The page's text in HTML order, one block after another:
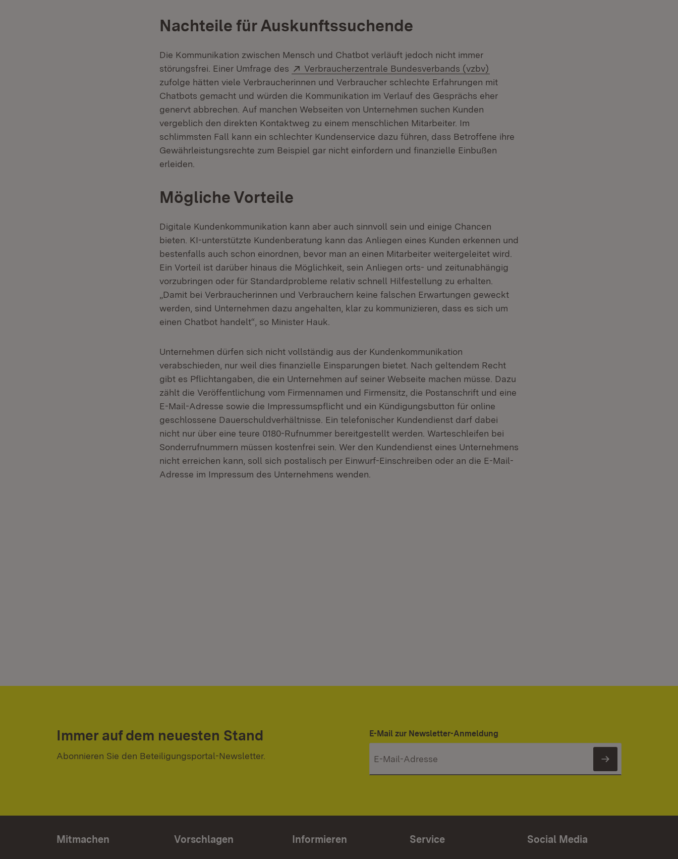
Nachteile für Auskunftssuchende
Die Kommunikation zwischen Mensch und Chatbot verläuft jedoch nicht immer
störungsfrei. Einer Umfrage des
Extern:
Verbraucherzentrale Bundesverbands (vzbv)
zufolge hätten viele Verbraucherinnen und Verbraucher schlechte Erfahrungen mit
Chatbots gemacht und würden die Kommunikation im Verlauf des Gesprächs eher
genervt abbrechen. Auf manchen Webseiten von Unternehmen suchen Kunden
vergeblich den direkten Kontaktweg zu einem menschlichen Mitarbeiter. Im
schlimmsten Fall kann ein schlechter Kundenservice dazu führen, dass Betroffene ihre
Gewährleistungsrechte zum Beispiel gar nicht einfordern und finanzielle Einbußen
erleiden.
Mögliche Vorteile
Digitale Kundenkommunikation kann aber auch sinnvoll sein und einige Chancen
bieten. KI-unterstützte Kundenberatung kann das Anliegen eines Kunden erkennen und
bestenfalls auch schon einordnen, bevor man an einen Mitarbeiter weitergeleitet wird.
Ein Vorteil ist darüber hinaus die Möglichkeit, sein Anliegen orts- und zeitunabhängig
vorzubringen oder für Standardprobleme relativ schnell Hilfestellung zu erhalten.
„Damit bei Verbraucherinnen und Verbrauchern keine falschen Erwartungen geweckt
werden, sind Unternehmen dazu angehalten, klar zu kommunizieren, dass es sich um
einen Chatbot handelt“, so Minister Hauk.
Unternehmen dürfen sich nicht vollständig aus der Kundenkommunikation
verabschieden, nur weil dies finanzielle Einsparungen bietet. Nach geltendem Recht
gibt es Pflichtangaben, die ein Unternehmen auf seiner Webseite machen müsse. Dazu
zählt die Veröffentlichung vom Firmennamen und Firmensitz, die Postanschrift und eine
E-Mail-Adresse sowie die Impressumspflicht und ein Kündigungsbutton für online
geschlossene Dauerschuldverhältnisse. Ein telefonischer Kundendienst darf dabei
nicht nur über eine teure 0180-Rufnummer bereitgestellt werden. Warteschleifen bei
Sonderrufnummern müssen kostenfrei sein. Wer den Kundendienst eines Unternehmens
nicht erreichen kann, soll sich postalisch per Einwurf-Einschreiben oder an die E-Mail-
Adresse im Impressum des Unternehmens wenden.
Immer auf dem neuesten Stand
Abonnieren Sie den Beteiligungsportal-Newsletter.
E-Mail zur Newsletter-Anmeldung
Newsletter
Mitmachen Vorschlagen Informieren Service Social Media